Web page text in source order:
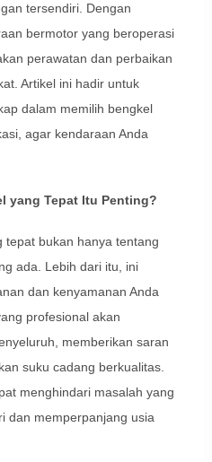
tersendiri. Dengan
bermotor yang beroperasi
perawatan dan perbaikan
Artikel ini hadir untuk
dalam memilih bengkel
agar kendaraan Anda
yang Tepat Itu Penting?
tepat bukan hanya tentang
ada. Lebih dari itu, ini
dan kenyamanan Anda
profesional akan
memberikan saran
suku cadang berkualitas.
menghindari masalah yang
dan memperpanjang usia